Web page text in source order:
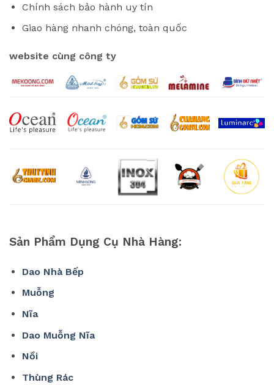
Chính sách bảo hành uy tín
Giao hàng nhanh chóng, toàn quốc
website cùng công ty
Sản Phẩm Dụng Cụ Nhà Hàng:
Dao Nhà Bếp
Muỗng
Nĩa
Dao Muỗng Nĩa
Nồi
Thùng Rác